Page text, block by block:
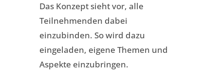
Das Konzept sieht vor, alle
Teilnehmenden dabei
einzubinden. So wird dazu
eingeladen, eigene Themen und
Aspekte einzubringen.